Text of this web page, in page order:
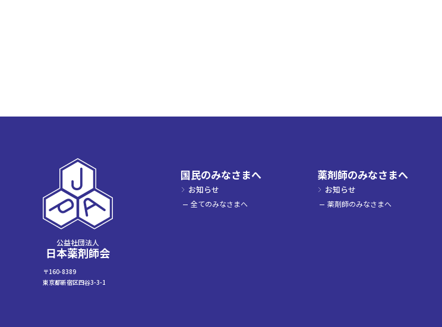
公益社団法人
日本薬剤師会
〒160-8389
東京都新宿区四谷3-3-1
国民のみなさまへ
お知らせ
全てのみなさまへ
薬剤師のみなさまへ
お知らせ
薬剤師のみなさまへ